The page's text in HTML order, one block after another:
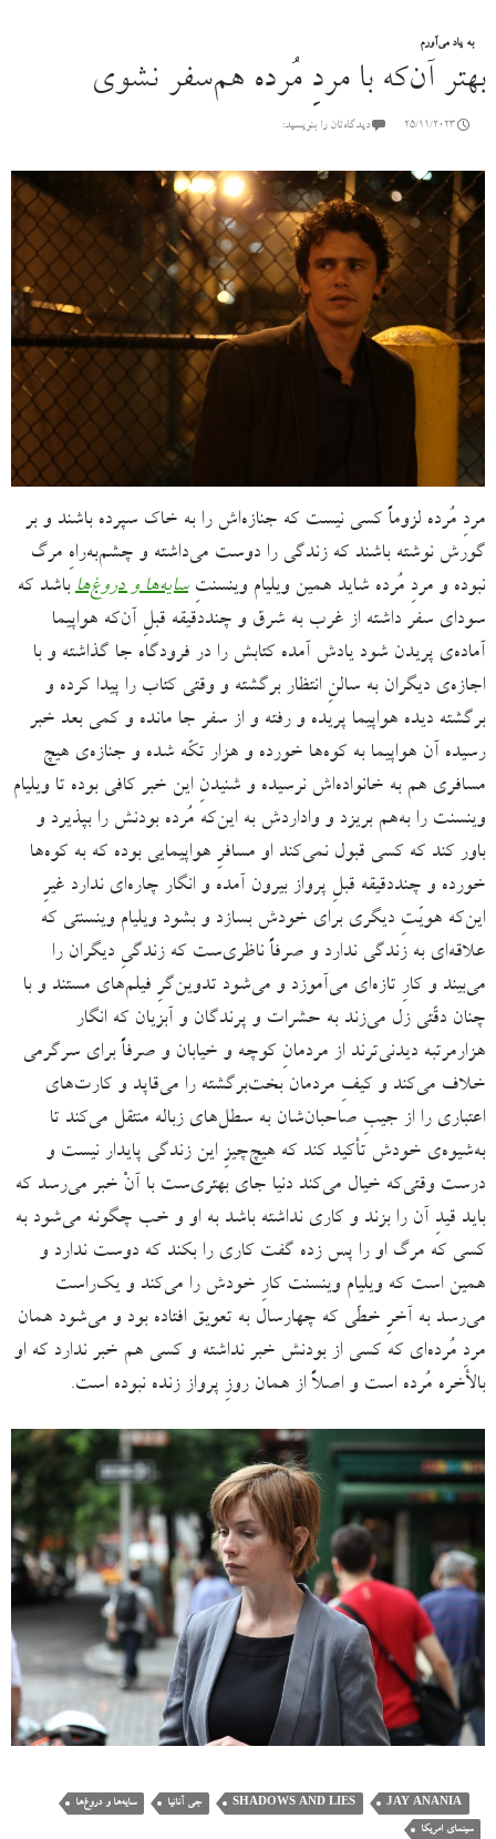
به یاد می‌آورم
بهتر آن‌که با مردِ مُرده هم‌سفر نشوی
25/11/2023 دیدگاه‌تان را بنویسید:
مردِ مُرده لزوماً کسی نیست که جنازه‌اش را به خاک سپرده‌ باشند و بر
گورش نوشته‌ باشند که زندگی را دوست می‌داشته و چشم‌به‌راهِ مرگ
نبوده و مردِ مُرده شاید همین ویلیام وینسنتِسایه‌ها و دروغ‌ها باشد که
سودای سفر داشته از غرب به شرق و چنددقیقه قبلِ آن‌که هواپیما
آماده‌ی پریدن شود یادش آمده کتابش را در فرودگاه جا گذاشته و با
اجازه‌ی دیگران به سالنِ انتظار برگشته و وقتی کتاب را پیدا کرده و
برگشته دیده هواپیما پریده و رفته و از سفر جا مانده و کمی بعد خبر
رسیده آن هواپیما به کوه‌ها خورده و هزار تکّه شده و جنازه‌ی هیچ
مسافری هم به خانواده‌اش نرسیده و شنیدنِ این خبر کافی‌ بوده تا ویلیام
وینسنت را به‌هم بریزد و واداردش به این‌که مُرده ‌بودنش را بپذیرد و
باور کند که کسی قبول نمی‌کند او مسافرِ هواپیمایی بوده که به کوه‌ها
خورده و چنددقیقه قبلِ پرواز بیرون آمده و انگار چاره‌ای ندارد غیرِ
این‌که هویّتِ دیگری برای خودش بسازد و بشود ویلیام وینسنتی که
علاقه‌ای به زندگی ندارد و صرفاً ناظری‌ست که زندگیِ دیگران را
می‌بیند و کارِ تازه‌ای می‌آموزد و می‌شود تدوین‌گرِ فیلم‌های مستند و با
چنان دقّتی زل می‌زند به حشرات و پرندگان و آبزیان که انگار
هزارمرتبه دیدنی‌ترند از مردمانِ کوچه و خیابان و صرفاً برای سرگرمی
خلاف می‌کند و کیفِ مردمان بخت‌برگشته را می‌قاپد و کارت‌های
اعتباری را از جیبِ صاحبان‌شان به سطل‌های زباله منتقل می‌کند تا
به‌شیوه‌ی خودش تأکید کند که هیچ‌چیزِ این زندگی پایدار نیست و
درست وقتی‌که خیال می‌کند دنیا جای بهتری‌ست با آنْ خبر می‌رسد که
باید قیدِ آن را بزند و کاری نداشته باشد به او و خب چگونه می‌شود به
کسی که مرگ او را پس زده گفت کاری را بکند که دوست ندارد و
همین است که ویلیام وینسنت کارِ خودش را می‌کند و یک‌راست
می‌رسد به آخرِ خطّی که چهارسال به تعویق افتاده بود و می‌شود همان
مردِ مُرده‌ای که کسی از بودنش خبر نداشته و کسی هم خبر ندارد که او
بالأخره مُرده است و اصلاً از همان روزِ پرواز زنده نبوده است.
JAY ANANIA
SHADOWS AND LIES جی آنانیا سایه‌ها و دروغ‌ها
سینمای امریکا